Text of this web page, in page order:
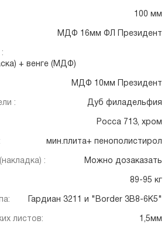
100 мм
МДФ 16мм ФЛ Президент
+ венге (МДФ)
МДФ 10мм Президент
: Дуб филадельфия
Росса 713, хром
мин.плита+ пенополистирол
: Можно дозаказать
89-95 кг
Гардиан 3211 и "Border 3B8-6K5"
листов: 1,5мм